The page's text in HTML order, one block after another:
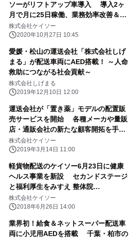
ソーがリフトアップ車導入 導入2ヶ
月で月に25日稼働、業務効率改善＆事
故防止にも
株式会社ケイソー
2020年10月27日 10:45
愛媛・松山の運送会社「株式会社しげ
まる」が配送車両にAED搭載！ ～人命
救助につながる社会貢献～
株式会社しげまる
2019年12月10日 12:00
運送会社が「置き薬」モデルの配置販
売サービスを開始 各種メーカや量販
店・通販会社の新たな顧客開拓を手助
け
株式会社ケイソー
2019年3月14日 11:00
軽貨物配送のケイソー6月23日に健康
ヘルス事業を新設 セカンドステージ
と福利厚生をみすえ 整体院
「HARERU(ハレル)」と連携
株式会社ケイソー
2018年6月26日 14:00
業界初！給食＆ネットスーパー配送車
両に小児用AEDを搭載 千葉・柏市の